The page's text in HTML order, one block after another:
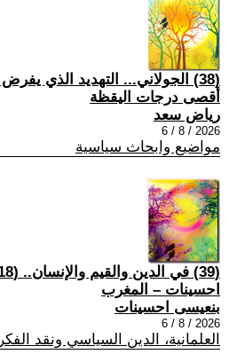
(38) الجولاني... التهديد الذي
أقصى درجات اليقظة
رياض سعد
2026 / 8 / 6
مواضيع وابحاث سياسية
احسينات – المغرب
بنعيسى احسينات
2026 / 8 / 6
العلمانية، الدين السياسي ونقد